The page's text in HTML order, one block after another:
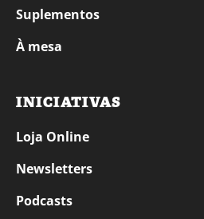
Suplementos
À mesa
INICIATIVAS
Loja Online
Newsletters
Podcasts